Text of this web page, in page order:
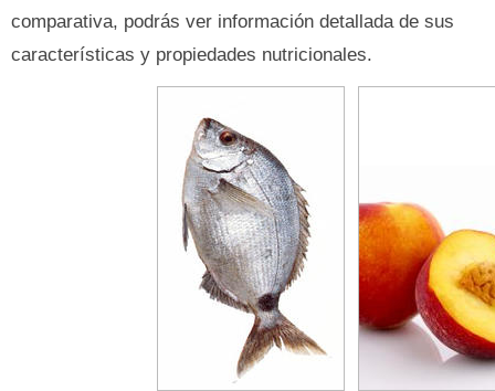
comparativa, podrás ver información detallada de sus
características y propiedades nutricionales.